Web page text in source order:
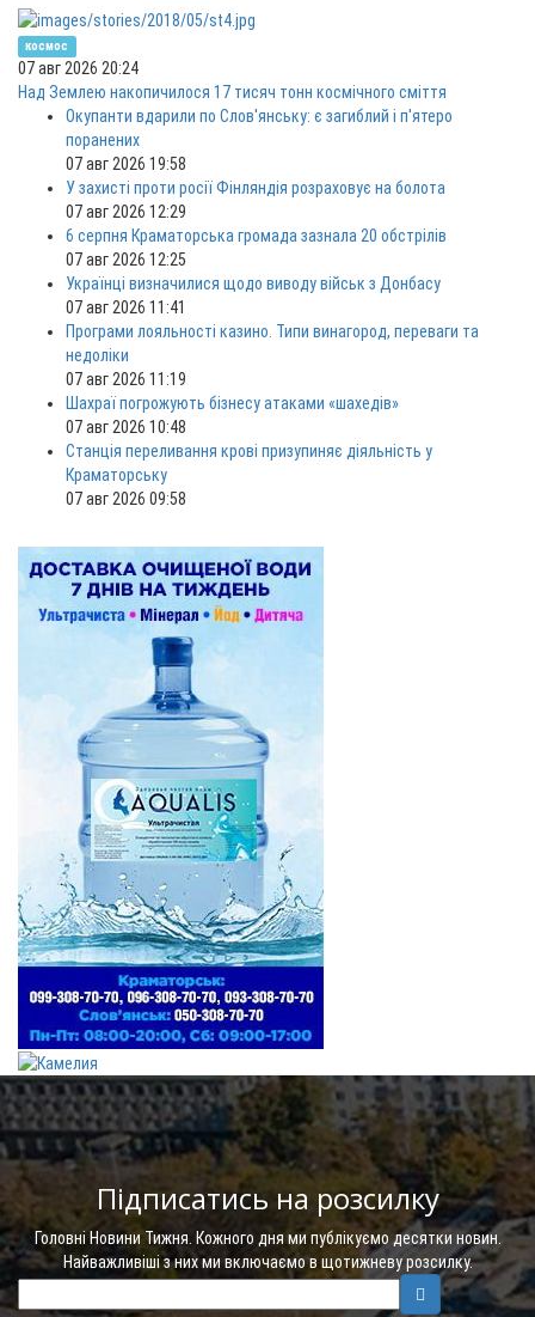
космос
07 авг 2026 20:24
Над Землею накопичилося 17 тисяч тонн космічного сміття
Окупанти вдарили по Слов'янську: є загиблий і п'ятеро
поранених
07 авг 2026 19:58
У захисті проти росії Фінляндія розраховує на болота
07 авг 2026 12:29
6 серпня Краматорська громада зазнала 20 обстрілів
07 авг 2026 12:25
Українці визначилися щодо виводу військ з Донбасу
07 авг 2026 11:41
Програми лояльності казино. Типи винагород, переваги та
недоліки
07 авг 2026 11:19
Шахраї погрожують бізнесу атаками «шахедів»
07 авг 2026 10:48
Станція переливання крові призупиняє діяльність у
Краматорську
07 авг 2026 09:58
Підписатись на розсилку
Головні Новини Тижня. Кожного дня ми публікуємо десятки новин.
Найважливіші з них ми включаємо в щотижневу розсилку.